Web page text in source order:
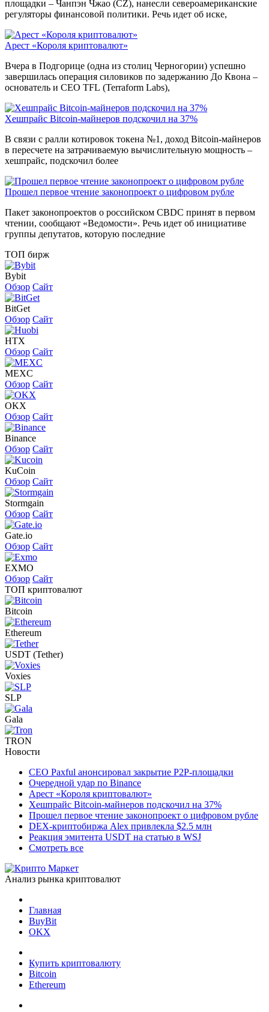
площадки – Чанпэн Чжао (CZ), нанесли североамериканские
регуляторы финансовой политики. Речь идет об иске,
Арест «Короля криптовалют»
Вчера в Подгорице (одна из столиц Черногории) успешно
завершилась операция силовиков по задержанию До Квона –
основатель и CEO TFL (Terraform Labs),
Хешпрайс Bitcoin-майнеров подскочил на 37%
В связи с ралли котировок токена №1, доход Bitcoin-майнеров
в пересчете на затрачиваемую вычислительную мощность –
хешпрайс, подскочил более
Прошел первое чтение законопроект о цифровом рубле
Пакет законопроектов о российском CBDC принят в первом
чтении, сообщают «Ведомости». Речь идет об инициативе
группы депутатов, которую последние
ТОП бирж
Bybit
Обзор Сайт
BitGet
Обзор Сайт
HTX
Обзор Сайт
MEXC
Обзор Сайт
OKX
Обзор Сайт
Binance
Обзор Сайт
KuCoin
Обзор Сайт
Stormgain
Обзор Сайт
Gate.io
Обзор Сайт
EXMO
Обзор Сайт
ТОП криптовалют
Bitcoin
Ethereum
USDT (Tether)
Voxies
SLP
Gala
TRON
Новости
CEO Paxful анонсировал закрытие P2P-площадки
Очередной удар по Binance
Арест «Короля криптовалют»
Хешпрайс Bitcoin-майнеров подскочил на 37%
Прошел первое чтение законопроект о цифровом рубле
DEX-криптобиржа Alex привлекла $2.5 млн
Реакция эмитента USDT на статью в WSJ
Смотреть все
Анализ рынка криптовалют
Главная
BuyBit
OKX
Купить криптовалюту
Bitcoin
Ethereum